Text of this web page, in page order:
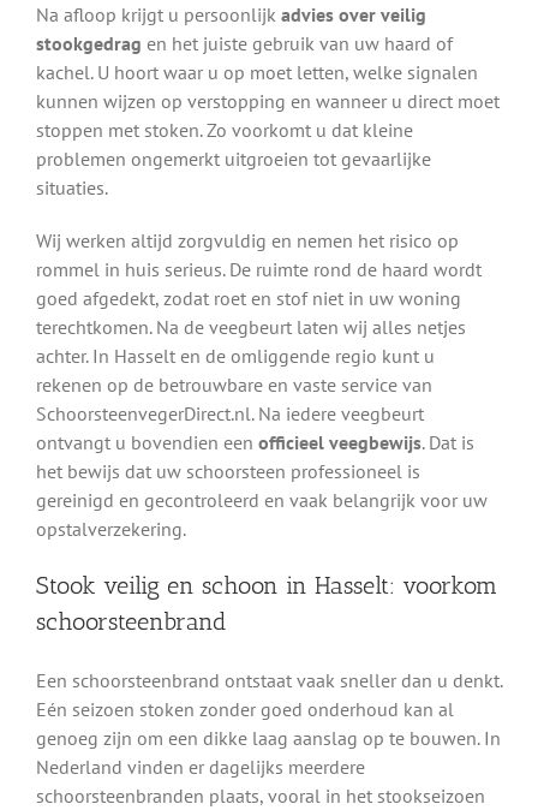
Na afloop krijgt u persoonlijk advies over veilig
stookgedrag en het juiste gebruik van uw haard of
kachel. U hoort waar u op moet letten, welke signalen
kunnen wijzen op verstopping en wanneer u direct moet
stoppen met stoken. Zo voorkomt u dat kleine
problemen ongemerkt uitgroeien tot gevaarlijke
situaties.
Wij werken altijd zorgvuldig en nemen het risico op
rommel in huis serieus. De ruimte rond de haard wordt
goed afgedekt, zodat roet en stof niet in uw woning
terechtkomen. Na de veegbeurt laten wij alles netjes
achter. In Hasselt en de omliggende regio kunt u
rekenen op de betrouwbare en vaste service van
SchoorsteenvegerDirect.nl. Na iedere veegbeurt
ontvangt u bovendien een officieel veegbewijs. Dat is
het bewijs dat uw schoorsteen professioneel is
gereinigd en gecontroleerd en vaak belangrijk voor uw
opstalverzekering.
Stook veilig en schoon in Hasselt: voorkom
schoorsteenbrand
Een schoorsteenbrand ontstaat vaak sneller dan u denkt.
Eén seizoen stoken zonder goed onderhoud kan al
genoeg zijn om een dikke laag aanslag op te bouwen. In
Nederland vinden er dagelijks meerdere
schoorsteenbranden plaats, vooral in het stookseizoen